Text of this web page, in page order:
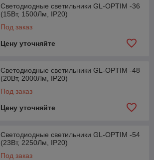
Светодиодные светильники GL-OPTIM -36
(15Вт, 1500Лм, IP20)
Под заказ
Цену уточняйте
Светодиодные светильники GL-OPTIM -48
(20Вт, 2000Лм, IP20)
Под заказ
Цену уточняйте
Светодиодные светильники GL-OPTIM -54
(23Вт, 2250Лм, IP20)
Под заказ